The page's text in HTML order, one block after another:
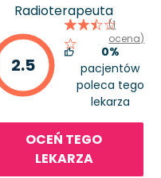
Radioterapeuta
2.5
(1
ocena)
0%
pacjentów
poleca tego
lekarza
OCEŃ TEGO
LEKARZA